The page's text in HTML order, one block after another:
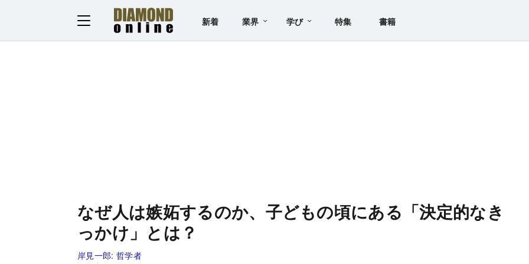
新着 業界 学び 特集 書籍
なぜ人は嫉妬するのか、子どもの頃にある「決定的なき
っかけ」とは？
岸見一郎: 哲学者